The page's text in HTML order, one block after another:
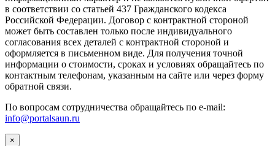
в соответствии со статьей 437 Гражданского кодекса
Российской Федерации. Договор с контрактной стороной
может быть составлен только после индивидуального
согласования всех деталей с контрактной стороной и
оформляется в письменном виде. Для получения точной
информации о стоимости, сроках и условиях обращайтесь по
контактным телефонам, указанным на сайте или через форму
обратной связи.
По вопросам сотрудничества обращайтесь по e-mail:
info@portalsaun.ru
×